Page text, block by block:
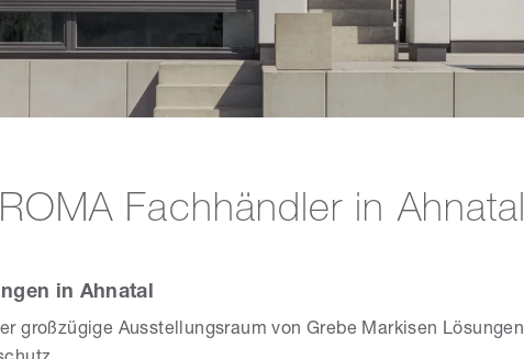
Fachhändler in Ahnatal
in Ahnatal
großzügige Ausstellungsraum von Grebe Markisen Lösungen